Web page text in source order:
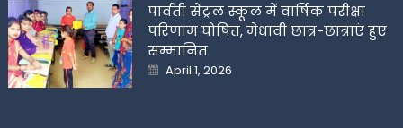
पार्वती सेंट्रल स्कूल में वार्षिक परीक्षा
परिणाम घोषित, मेधावी छात्र-छात्राएं हुए
सम्मानित
Posted
on
April 1, 2026